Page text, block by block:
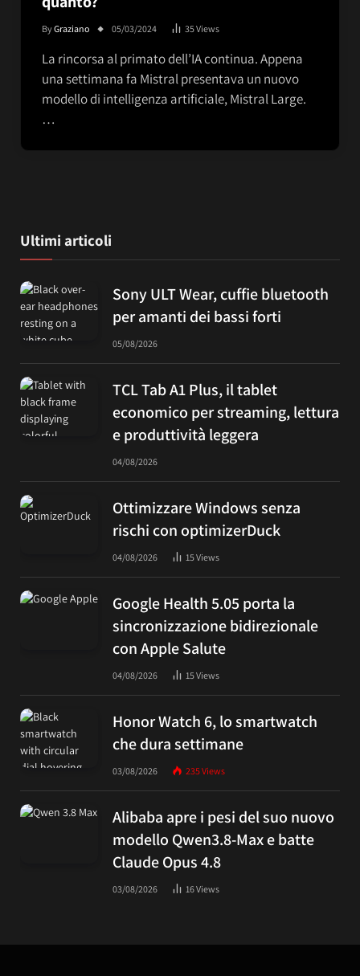
ByGraziano 05/03/2024 35Views
La rincorsa al primato dell’IA continua. Appena
una settimana fa Mistral presentava un nuovo
modello di intelligenza artificiale, Mistral Large.
…
Ultimi articoli
Sony ULT Wear, cuffie bluetooth
per amanti dei bassi forti
05/08/2026
TCL Tab A1 Plus, il tablet
economico per streaming, lettura
e produttività leggera
04/08/2026
Ottimizzare Windows senza
rischi con optimizerDuck
04/08/2026 15Views
Google Health 5.05 porta la
sincronizzazione bidirezionale
con Apple Salute
04/08/2026 15Views
Honor Watch 6, lo smartwatch
che dura settimane
03/08/2026 235Views
Alibaba apre i pesi del suo nuovo
modello Qwen3.8-Max e batte
Claude Opus 4.8
03/08/2026 16Views